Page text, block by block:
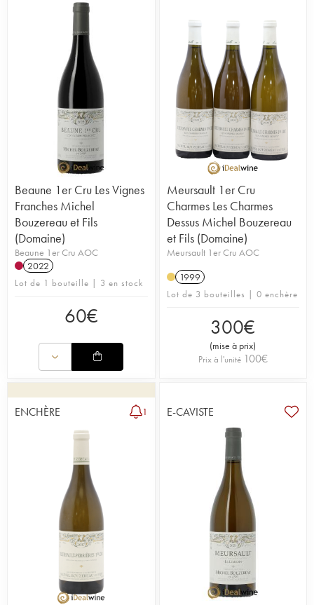
Beaune 1er Cru Les Vignes
Franches Michel
Bouzereau et Fils
(Domaine)
Beaune 1er Cru AOC
2022
Lot de 1 bouteille | 3 en stock
60€
Meursault 1er Cru
Charmes Les Charmes
Dessus Michel Bouzereau
et Fils (Domaine)
Meursault 1er Cru AOC
1999
Lot de 3 bouteilles | 0 enchère
300€
(mise à prix)
Prix à l'unité 100€
ENCHÈRE 1 E-CAVISTE